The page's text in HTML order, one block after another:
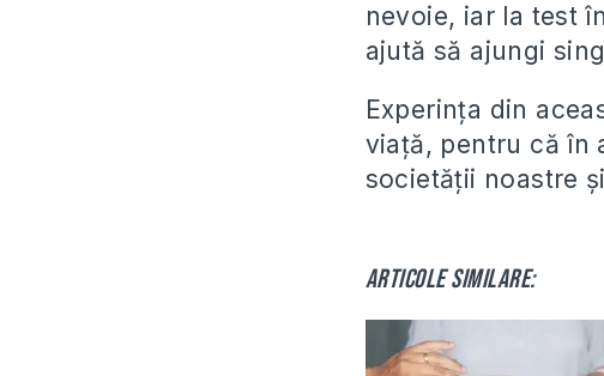
nevoie, iar la test
ajută să ajungi
Experința din
viață, pentru că în
societății noastre
Articole similare: